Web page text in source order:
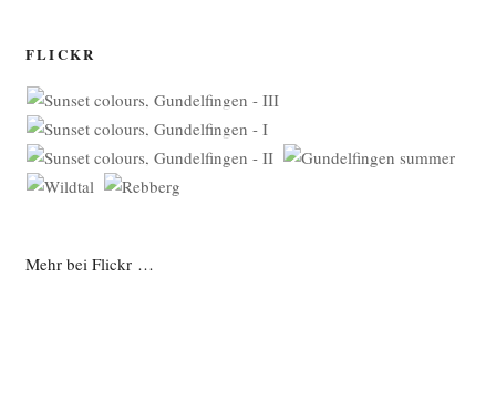
FLICKR
Mehr bei Flickr …